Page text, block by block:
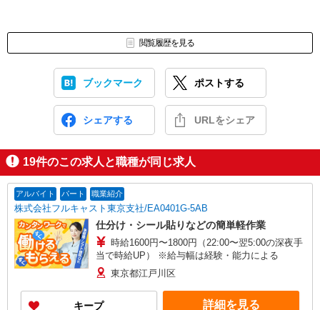
閲覧履歴を見る
ブックマーク ポストする
シェアする URLをシェア
19件のこの求人と職種が同じ求人
アルバイト パート 職業紹介
株式会社フルキャスト東京支社/EA0401G-5AB
仕分け・シール貼りなどの簡単軽作業
時給1600円〜1800円（22:00〜翌5:00の深夜手
当で時給UP） ※給与幅は経験・能力による
東京都江戸川区
キープ 詳細を見る